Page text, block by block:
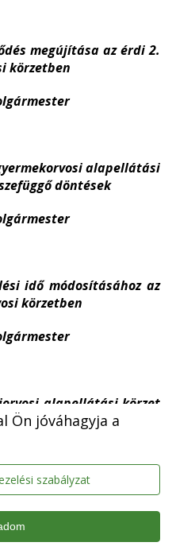
Ön jóváhagyja a
szabályzat
megújítása az érdi 2.
körzetben
alapellátási
döntések
idő módosításához az
körzetben
alapellátási körzet
döntések
pályázat kiírása